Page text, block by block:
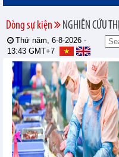
Dòng sự kiện NGHIÊN CỨU
Thứ năm, 6-8-2026 -
13:43 GMT+7